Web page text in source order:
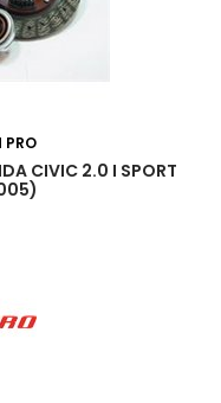
PRO
CIVIC 2.0 I SPORT